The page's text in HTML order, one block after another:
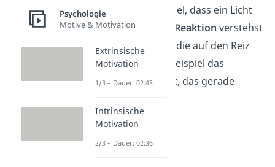
Du siehst zum Beispiel, dass ein Licht
angeht. Unter einer
Reaktion verstehst
du jegliche Aktivität, die auf den Reiz
hin folgt. Also zum Beispiel das
Hindrehen zum Licht, das gerade
Psychologie
Motive & Motivation
Extrinsische
Motivation
1/3 – Dauer: 02:43
Intrinsische
Motivation
2/3 – Dauer: 02:36